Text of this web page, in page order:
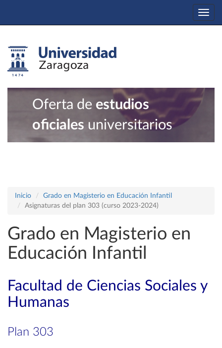
Oferta de estudios
oficiales universitarios
Inicio
Grado en Magisterio en Educación Infantil
Asignaturas del plan 303 (curso 2023-2024)
Grado en Magisterio en
Educación Infantil
Facultad de Ciencias Sociales y
Humanas
Plan 303